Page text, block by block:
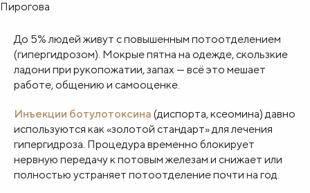
До 5% людей живут с повышенным потоотделением
(гипергидрозом). Мокрые пятна на одежде, скользкие
ладони при рукопожатии, запах — всё это мешает
работе, общению и самооценке.
Инъекции ботулотоксина (диспорта, ксеомина) давно
используются как «золотой стандарт» для лечения
гипергидроза. Процедура временно блокирует
нервную передачу к потовым железам и снижает или
полностью устраняет потоотделение почти на год.